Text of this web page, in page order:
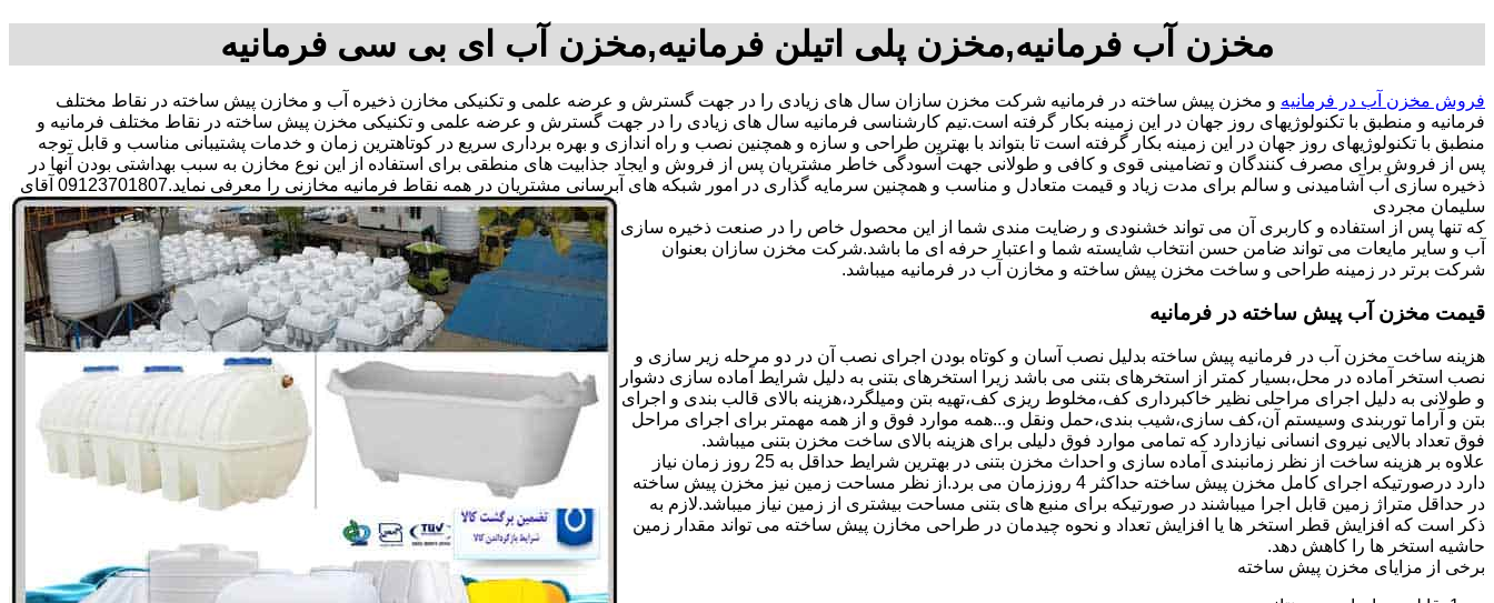
مخزن آب فرمانیه,مخزن پلی اتیلن فرمانیه,مخزن آب ای بی سی فرمانیه
فروش مخزن آب در فرمانیه و مخزن پیش ساخته در فرمانیه شرکت مخزن سازان سال های زیادی را در جهت گسترش و عرضه علمی و تکنیکی مخازن ذخیره آب و مخازن پیش ساخته در نقاط مختلف
فرمانیه و منطبق با تکنولوژیهای روز جهان در این زمینه بکار گرفته است.تیم کارشناسی فرمانیه سال های زیادی را در جهت گسترش و عرضه علمی و تکنیکی مخزن پیش ساخته در نقاط مختلف فرمانیه و
منطبق با تکنولوژیهای روز جهان در این زمینه بکار گرفته است تا بتواند با بهترین طراحی و سازه و همچنین نصب و راه اندازی و بهره برداری سریع در کوتاهترین زمان و خدمات پشتیبانی مناسب و قابل توجه
پس از فروش برای مصرف کنندگان و تضامینی قوی و کافی و طولانی جهت آسودگی خاطر مشتریان پس از فروش و ایجاد جذابیت های منطقی برای استفاده از این نوع مخازن به سبب بهداشتی بودن آنها در
ذخیره سازی آب آشامیدنی و سالم برای مدت زیاد و قیمت متعادل و مناسب و همچنین سرمایه گذاری در امور شبکه های آبرسانی مشتریان در همه نقاط فرمانیه مخازنی را معرفی نماید.09123701807 آقای
سلیمان مجردی
که تنها پس از استفاده و کاربری آن می تواند خشنودی و رضایت مندی شما از این محصول خاص را در صنعت ذخیره سازی
آب و سایر مایعات می تواند ضامن حسن انتخاب شایسته شما و اعتبار حرفه ای ما باشد.شرکت مخزن سازان بعنوان
شرکت برتر در زمینه طراحی و ساخت مخزن پیش ساخته و مخازن آب در فرمانیه میباشد.
قیمت مخزن آب پیش ساخته در فرمانیه
هزینه ساخت مخزن آب در فرمانیه پیش ساخته بدلیل نصب آسان و کوتاه بودن اجرای نصب آن در دو مرحله زیر سازی و
نصب استخر آماده در محل،بسیار کمتر از استخرهای بتنی می باشد زیرا استخرهای بتنی به دلیل شرایط آماده سازی دشوار
و طولانی به دلیل اجرای مراحلی نظیر خاکبرداری کف،مخلوط ریزی کف،تهیه بتن ومیلگرد،هزینه بالای قالب بندی و اجرای
بتن و آراما توربندی وسیستم آن،کف سازی،شیب بندی،حمل ونقل و...همه موارد فوق و از همه مهمتر برای اجرای مراحل
فوق تعداد بالایی نیروی انسانی نیازدارد که تمامی موارد فوق دلیلی برای هزینه بالای ساخت مخزن بتنی میباشد.
علاوه بر هزینه ساخت از نظر زمانبندی آماده سازی و احداث مخزن بتنی در بهترین شرایط حداقل به 25 روز زمان نیاز
دارد درصورتیکه اجرای کامل مخزن پیش ساخته حداکثر 4 روززمان می برد.از نظر مساحت زمین نیز مخزن پیش ساخته
در حداقل متراژ زمین قابل اجرا میباشند در صورتیکه برای منبع های بتنی مساحت بیشتری از زمین نیاز میباشد.لازم به
ذکر است که افزایش قطر استخر ها یا افزایش تعداد و نحوه چیدمان در طراحی مخازن پیش ساخته می تواند مقدار زمین
حاشیه استخر ها را کاهش دهد.
برخی از مزایای مخزن پیش ساخته